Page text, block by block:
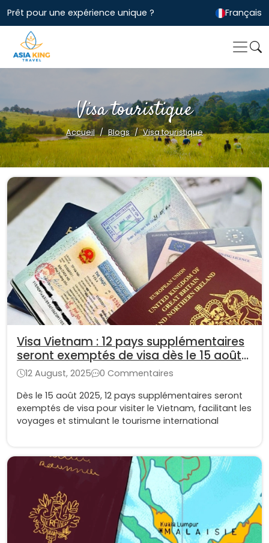
Prêt pour une expérience unique ? Français
Visa touristique
Accueil Blogs Visa touristique
Visa Vietnam : 12 pays supplémentaires
seront exemptés de visa dès le 15 août
2025
12 August, 2025
0 Commentaires
Dès le 15 août 2025, 12 pays supplémentaires seront
exemptés de visa pour visiter le Vietnam, facilitant les
voyages et stimulant le tourisme international